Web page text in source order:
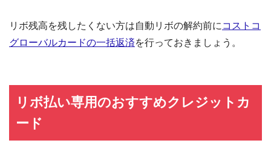
リボ残高を残したくない方は自動リボの解約前に コストコ
グローバルカードの一括返済を行っておきましょう。
リボ払い専用のおすすめクレジットカ
ード